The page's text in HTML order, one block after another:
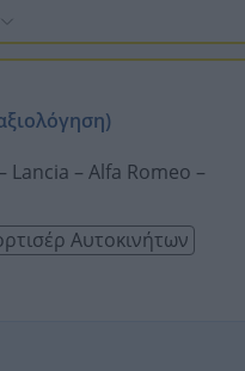
Lancia – Alfa Romeo –
Αυτοκινήτων